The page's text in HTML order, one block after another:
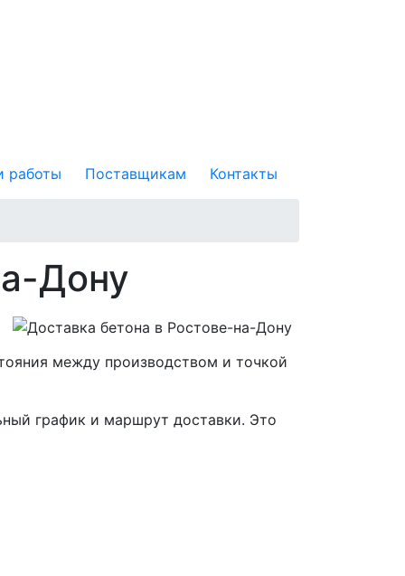
работы Поставщикам Контакты
Дону
между производством и точкой
график и маршрут доставки. Это